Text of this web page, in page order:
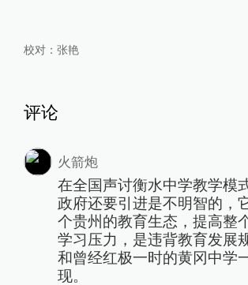
校对： 张艳
评论
火箭炮
在全国声讨衡水中学教学模
政府还要引进是不明智的，
个贵州的教育生态，提高整
学习压力，是违背教育发展
和曾经红极一时的黄冈中学
现。